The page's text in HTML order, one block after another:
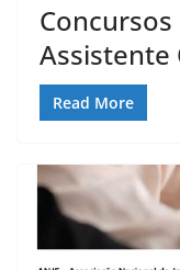
Assistente
Read More